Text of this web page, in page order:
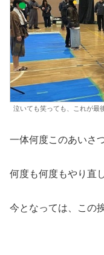
泣いても笑っても、これが最
一体何度このあいさ
何度も何度もやり直
今となっては、この